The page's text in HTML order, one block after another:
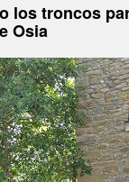
los troncos
Osia